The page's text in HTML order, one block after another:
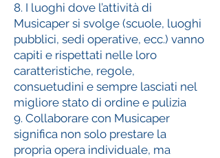
8. I luoghi dove l’attività di
Musicaper si svolge (scuole, luoghi
pubblici, sedi operative, ecc.) vanno
capiti e rispettati nelle loro
caratteristiche, regole,
consuetudini e sempre lasciati nel
migliore stato di ordine e pulizia
9. Collaborare con Musicaper
significa non solo prestare la
propria opera individuale, ma